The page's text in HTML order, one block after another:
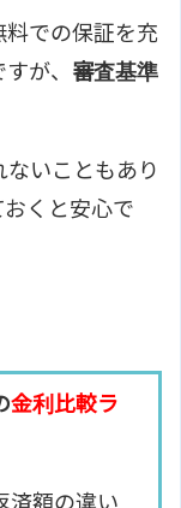
料での保証を充
が、 審査基準
いこともあり
くと安心で
金利比較ラ
済額の違い